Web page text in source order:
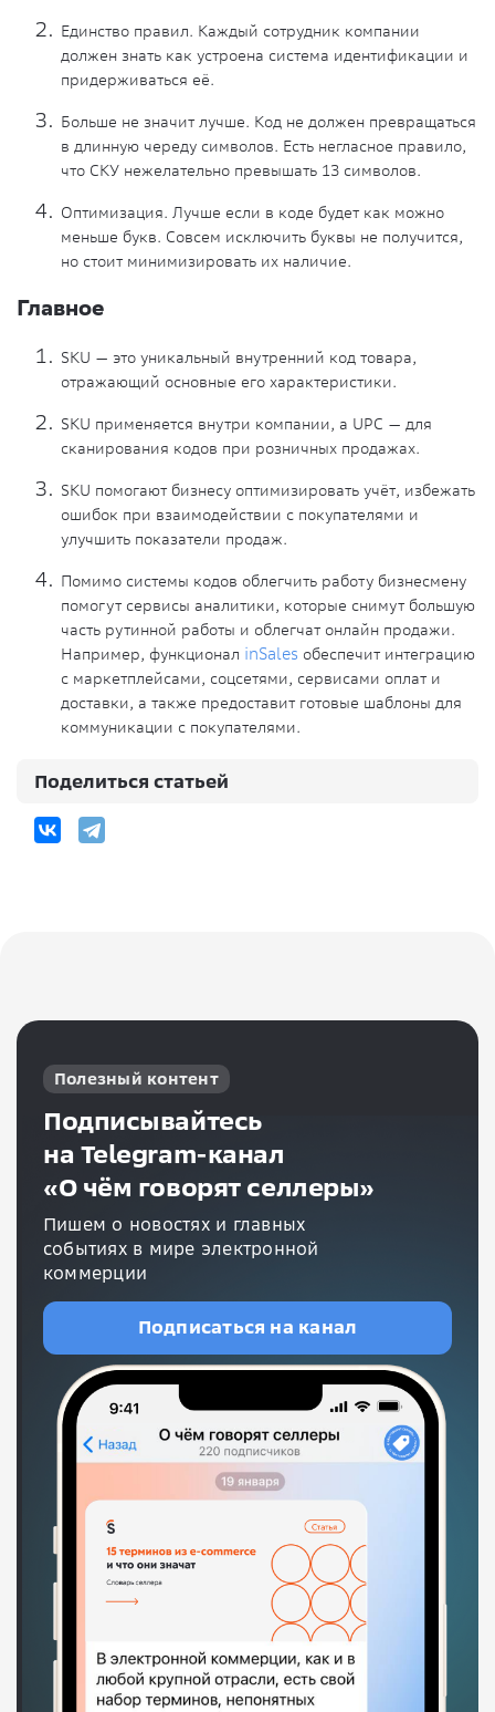
Единство правил. Каждый сотрудник компании
должен знать как устроена система идентификации и
придерживаться её.
Больше не значит лучше. Код не должен превращаться
в длинную череду символов. Есть негласное правило,
что СКУ нежелательно превышать 13 символов.
Оптимизация. Лучше если в коде будет как можно
меньше букв. Совсем исключить буквы не получится,
но стоит минимизировать их наличие.
Главное
SKU — это уникальный внутренний код товара,
отражающий основные его характеристики.
SKU применяется внутри компании, а UPC — для
сканирования кодов при розничных продажах.
SKU помогают бизнесу оптимизировать учёт, избежать
ошибок при взаимодействии с покупателями и
улучшить показатели продаж.
Помимо системы кодов облегчить работу бизнесмену
помогут сервисы аналитики, которые снимут большую
часть рутинной работы и облегчат онлайн продажи.
Например, функционал inSales обеспечит интеграцию
с маркетплейсами, соцсетями, сервисами оплат и
доставки, а также предоставит готовые шаблоны для
коммуникации с покупателями.
Поделиться статьей
Полезный контент
Подписывайтесь
на Telegram-канал
«О чём говорят селлеры»
Пишем о новостях и главных
событиях в мире электронной
коммерции
Подписаться на канал